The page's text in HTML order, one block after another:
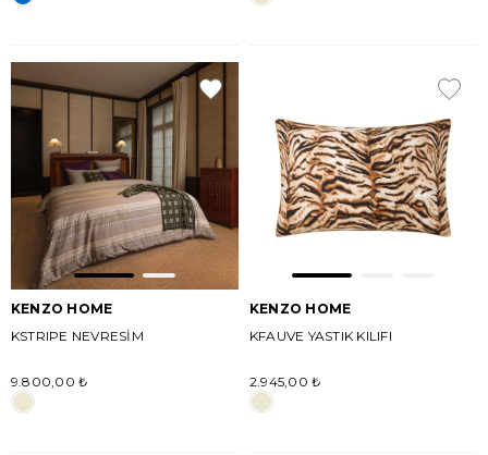
KENZO HOME
KSTRIPE NEVRESİM
9.800,00 ₺
KENZO HOME
KFAUVE YASTIK KILIFI
2.945,00 ₺